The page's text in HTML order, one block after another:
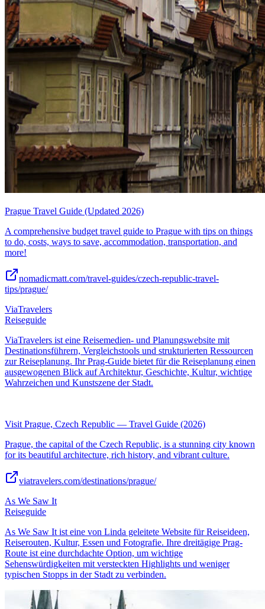
Prague Travel Guide (Updated 2026)
A comprehensive budget travel guide to Prague with tips on things
to do, costs, ways to save, accommodation, transportation, and
more!
nomadicmatt.com/travel-guides/czech-republic-travel-
tips/prague/
ViaTravelers
Reiseguide
ViaTravelers ist eine Reisemedien- und Planungswebsite mit
Destinationsführern, Vergleichstools und strukturierten Ressourcen
zur Reiseplanung. Ihr Prag-Guide bietet für die Reiseplanung einen
ausgewogenen Blick auf Architektur, Geschichte, Kultur, wichtige
Wahrzeichen und Kunstszene der Stadt.
Visit Prague, Czech Republic — Travel Guide (2026)
Prague, the capital of the Czech Republic, is a stunning city known
for its beautiful architecture, rich history, and vibrant culture.
viatravelers.com/destinations/prague/
As We Saw It
Reiseguide
As We Saw It ist eine von Linda geleitete Website für Reiseideen,
Reiserouten, Kultur, Essen und Fotografie. Ihre dreitägige Prag-
Route ist eine durchdachte Option, um wichtige
Sehenswürdigkeiten mit versteckten Highlights und weniger
typischen Stopps in der Stadt zu verbinden.